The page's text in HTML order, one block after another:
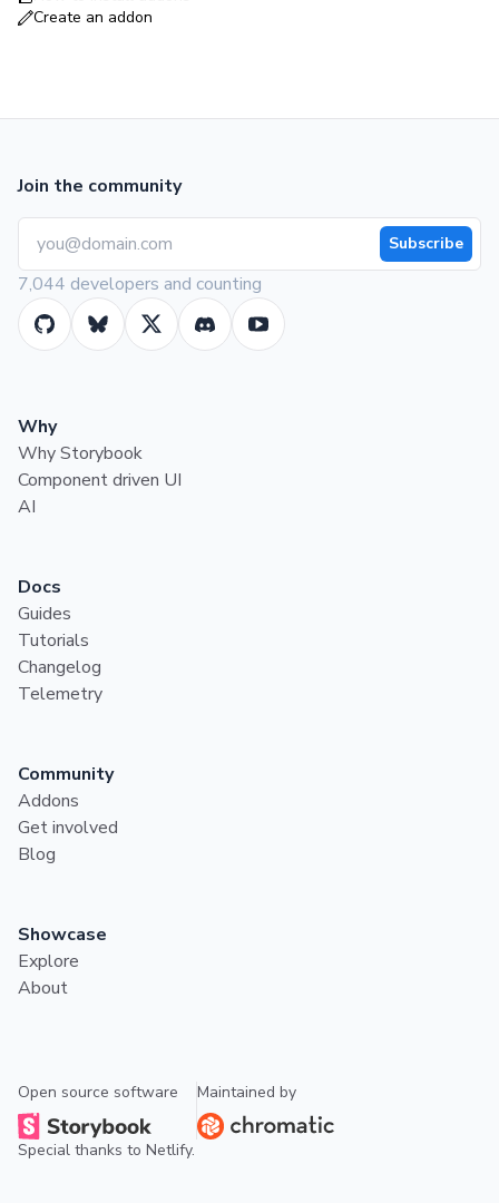
Create an addon
Join the community
Subscribe
7,044 developers and counting
Why
Why Storybook
Component driven UI
AI
Docs
Guides
Tutorials
Changelog
Telemetry
Community
Addons
Get involved
Blog
Showcase
Explore
About
Open source software Maintained by
Special thanks to Netlify.